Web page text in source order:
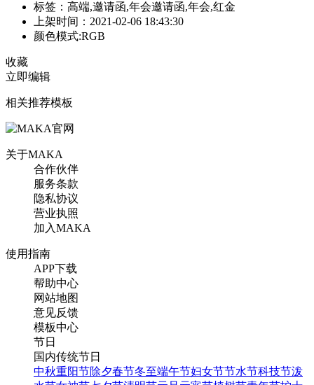
标签：高端,邀请函,年会邀请函,年会,红金
上架时间：2021-02-06 18:43:30
颜色模式:RGB
收藏
立即编辑
相关推荐模板
关于MAKA
合作伙伴
服务条款
隐私协议
营业执照
加入MAKA
使用指南
APP下载
帮助中心
网站地图
意见反馈
模板中心
节日
国内传统节日
中秋重阳节除夕春节冬至端午节妇女节节水节科技节泼